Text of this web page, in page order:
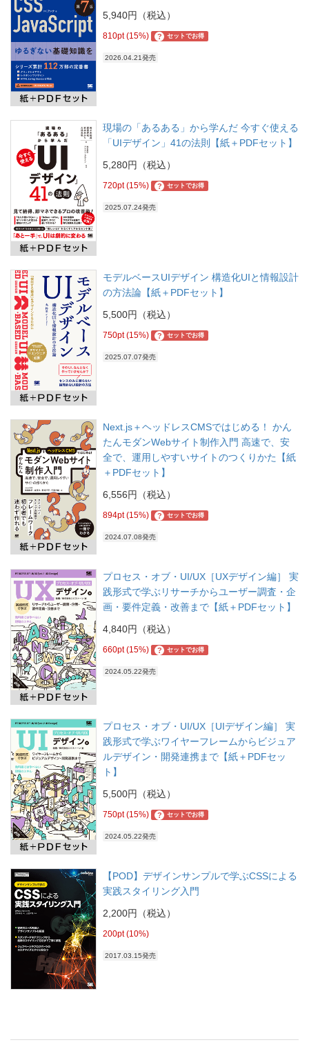
5,940円（税込）
810pt (15%) ? セットでお得
2026.04.21発売
現場の「あるある」から学んだ 今すぐ使える
「UIデザイン」41の法則【紙＋PDFセット】
5,280円（税込）
720pt (15%) ? セットでお得
2025.07.24発売
モデルベースUIデザイン 構造化UIと情報設計
の方法論【紙＋PDFセット】
5,500円（税込）
750pt (15%) ? セットでお得
2025.07.07発売
Next.js＋ヘッドレスCMSではじめる！ かん
たんモダンWebサイト制作入門 高速で、安
全で、運用しやすいサイトのつくりかた【紙
＋PDFセット】
6,556円（税込）
894pt (15%) ? セットでお得
2024.07.08発売
プロセス・オブ・UI/UX［UXデザイン編］ 実
践形式で学ぶリサーチからユーザー調査・企
画・要件定義・改善まで【紙＋PDFセット】
4,840円（税込）
660pt (15%) ? セットでお得
2024.05.22発売
プロセス・オブ・UI/UX［UIデザイン編］ 実
践形式で学ぶワイヤーフレームからビジュア
ルデザイン・開発連携まで【紙＋PDFセッ
ト】
5,500円（税込）
750pt (15%) ? セットでお得
2024.05.22発売
【POD】デザインサンプルで学ぶCSSによる
実践スタイリング入門
2,200円（税込）
200pt (10%)
2017.03.15発売